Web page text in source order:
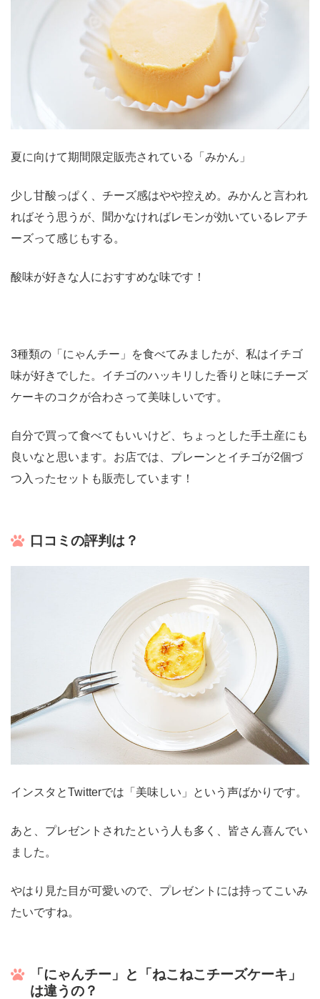
夏に向けて期間限定販売されている「みかん」
少し甘酸っぱく、チーズ感はやや控えめ。みかんと言われ
ればそう思うが、聞かなければレモンが効いているレアチ
ーズって感じもする。
酸味が好きな人におすすめな味です！
3種類の「にゃんチー」を食べてみましたが、私はイチゴ
味が好きでした。イチゴのハッキリした香りと味にチーズ
ケーキのコクが合わさって美味しいです。
自分で買って食べてもいいけど、ちょっとした手土産にも
良いなと思います。お店では、プレーンとイチゴが2個づ
つ入ったセットも販売しています！
口コミの評判は？
インスタとTwitterでは「美味しい」という声ばかりです。
あと、プレゼントされたという人も多く、皆さん喜んでい
ました。
やはり見た目が可愛いので、プレゼントには持ってこいみ
たいですね。
「にゃんチー」と「ねこねこチーズケーキ」
は違うの？